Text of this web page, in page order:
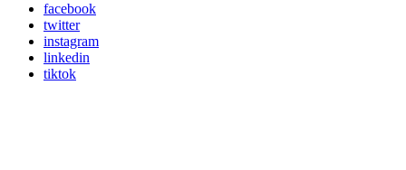
facebook
twitter
instagram
linkedin
tiktok